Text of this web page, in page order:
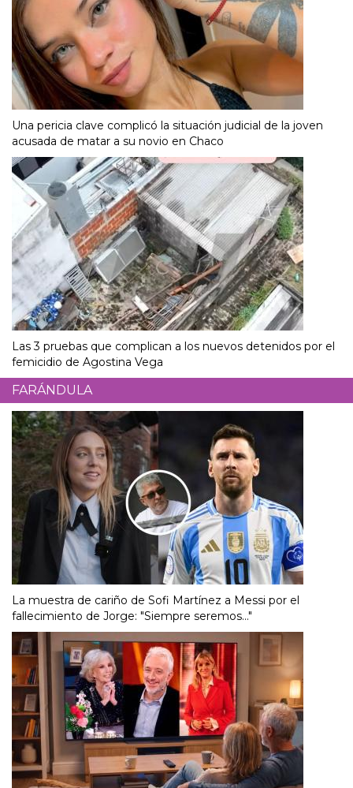
Una pericia clave complicó la situación judicial de la joven
acusada de matar a su novio en Chaco
Las 3 pruebas que complican a los nuevos detenidos por el
femicidio de Agostina Vega
FARÁNDULA
La muestra de cariño de Sofi Martínez a Messi por el
fallecimiento de Jorge: "Siempre seremos..."